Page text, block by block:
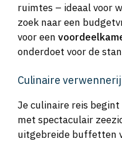
ruimtes – ideaal voor
zoek naar een
voor een
onderdoet voor de
Culinaire verwennerij
Je culinaire reis
met spectaculair
uitgebreide buffetten